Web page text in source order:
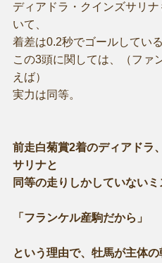
ディアドラ・クインズサリ
いて、
着差は0.2秒でゴールしてい
この3頭に関しては、（ファ
えば）
実力は同等。
前走白菊賞2着のディアドラ
サリナと
同等の走りしかしていない
「フランケル産駒だから」
という理由で、牡馬が主体